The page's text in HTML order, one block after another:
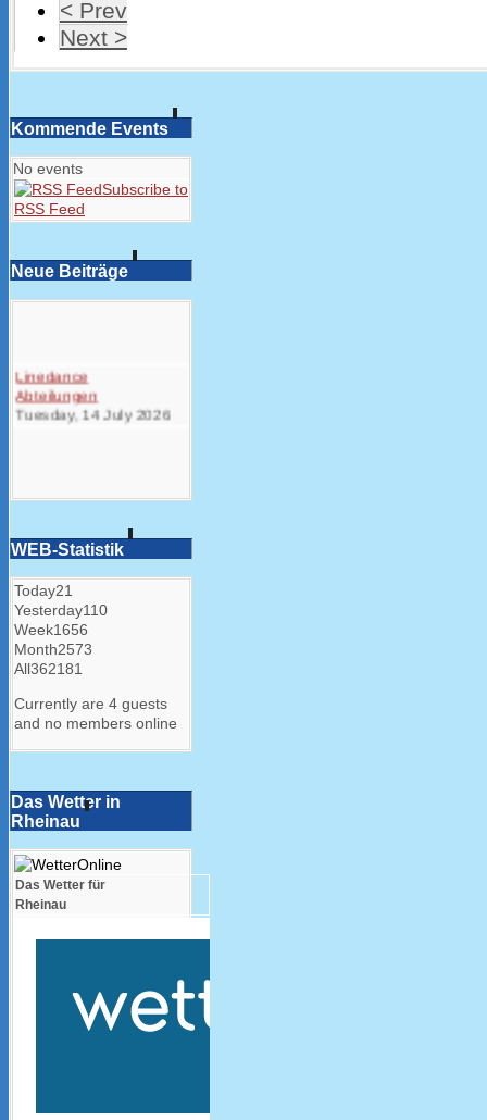
< Prev
Next >
Kommende Events
No events
Subscribe to
RSS Feed
Neue Beiträge
Linedance
Abteilungen
WEB-Statistik
Today21
Yesterday110
Week1656
Month2573
All362181
Currently are 4 guests
and no members online
Das Wetter in
Rheinau
Das Wetter für
Rheinau